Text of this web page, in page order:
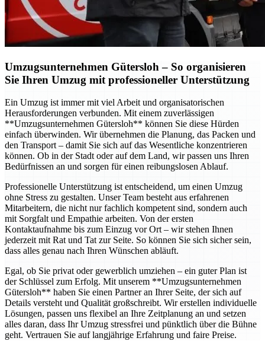
Umzugsunternehmen Gütersloh – So organisieren
Sie Ihren Umzug mit professioneller Unterstützung
Ein Umzug ist immer mit viel Arbeit und organisatorischen
Herausforderungen verbunden. Mit einem zuverlässigen
**Umzugsunternehmen Gütersloh** können Sie diese Hürden
einfach überwinden. Wir übernehmen die Planung, das Packen und
den Transport – damit Sie sich auf das Wesentliche konzentrieren
können. Ob in der Stadt oder auf dem Land, wir passen uns Ihren
Bedürfnissen an und sorgen für einen reibungslosen Ablauf.
Professionelle Unterstützung ist entscheidend, um einen Umzug
ohne Stress zu gestalten. Unser Team besteht aus erfahrenen
Mitarbeitern, die nicht nur fachlich kompetent sind, sondern auch
mit Sorgfalt und Empathie arbeiten. Von der ersten
Kontaktaufnahme bis zum Einzug vor Ort – wir stehen Ihnen
jederzeit mit Rat und Tat zur Seite. So können Sie sich sicher sein,
dass alles genau nach Ihren Wünschen abläuft.
Egal, ob Sie privat oder gewerblich umziehen – ein guter Plan ist
der Schlüssel zum Erfolg. Mit unserem **Umzugsunternehmen
Gütersloh** haben Sie einen Partner an Ihrer Seite, der sich auf
Details versteht und Qualität großschreibt. Wir erstellen individuelle
Lösungen, passen uns flexibel an Ihre Zeitplanung an und setzen
alles daran, dass Ihr Umzug stressfrei und pünktlich über die Bühne
geht. Vertrauen Sie auf langjährige Erfahrung und faire Preise.